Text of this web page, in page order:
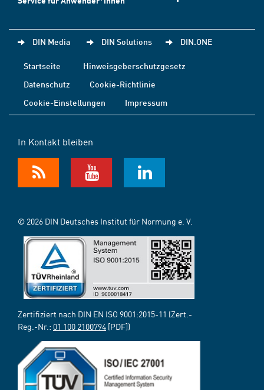
DIN Media DIN Solutions DIN.ONE
Startseite
Hinweisgeberschutzgesetz
Datenschutz
Cookie-Richtlinie
Cookie-Einstellungen
Impressum
In Kontakt bleiben
© 2026 DIN Deutsches Institut für Normung e. V.
Zertifiziert nach DIN EN ISO 9001:2015-11 (Zert.-
Reg.-Nr.: 01 100 2100794 [PDF])